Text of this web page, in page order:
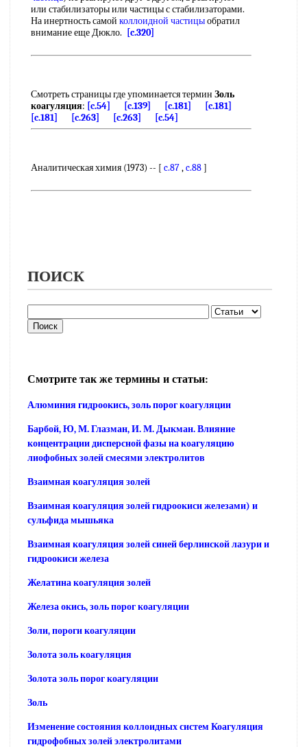
или стабилизаторы или частицы с стабилизаторами.
На инертность самой коллоидной частицыобратил
внимание еще Дюкло.
[c.320]
Смотреть страницы где упоминается термин Золь
коагуляция: [c.54] [c.139] [c.181]
[c.181]
[c.181]
[c.263] [c.263] [c.54]
Аналитическая химия (1973) -- [ c.87,c.88]
ПОИСК
Смотрите так же термины и статьи:
Алюминия гидроокись, золь порог коагуляции
Барбой, Ю, М. Глазман, И. М. Дыкман. Влияние
концентрации дисперсной фазы на коагуляцию
лиофобных золей смесями электролитов
Взаимная коагуляция золей
Взаимная коагуляция золей гидроокиси железами) и
сульфида мышьяка
Взаимная коагуляция золей синей берлинской лазури и
гидроокиси железа
Желатина коагуляция золей
Железа окись, золь порог коагуляции
Золи, пороги коагуляции
Золота золь коагуляция
Золота золь порог коагуляции
Золь
Изменение состояния коллоидных систем Коагуляция
гидрофобных золей электролитами